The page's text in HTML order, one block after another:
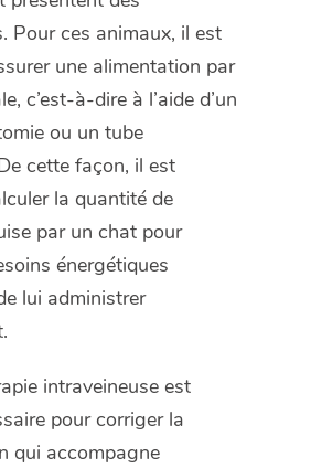
Pour ces animaux, il est
une alimentation par
c’est-à-dire à l’aide d’un
ou un tube
cette façon, il est
la quantité de
par un chat pour
énergétiques
lui administrer
intraveineuse est
pour corriger la
qui accompagne